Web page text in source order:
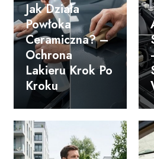
Jak Działa
Powłoka
Ceramiczna? –
Ochrona
Lakieru Krok Po
Kroku